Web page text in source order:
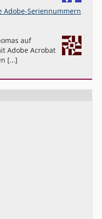
Adobe-Seriennummern
auf
Adobe Acrobat
[…]